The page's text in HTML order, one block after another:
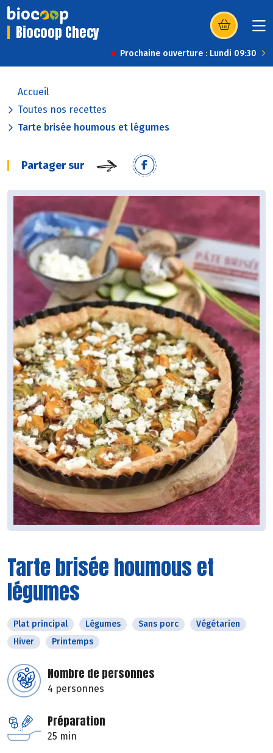
Biocoop Checy (s’ouvre dans
Prochaine ouverture : Lundi 09:30
Accueil
Toutes nos recettes
Tarte brisée houmous et légumes
Partager sur
Tarte brisée houmous et
légumes
Plat principal Légumes Sans porc
Végétarien
Hiver
Printemps
Nombre de personnes
4 personnes
Préparation
25 min